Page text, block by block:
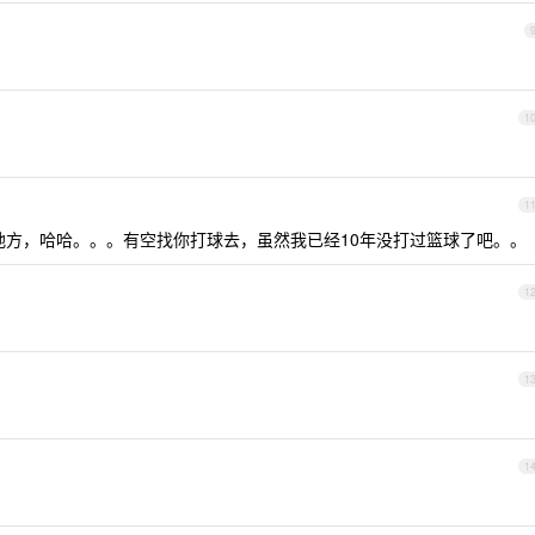
9
10
11
，哈哈。。。有空找你打球去，虽然我已经10年没打过篮球了吧。。
12
13
14